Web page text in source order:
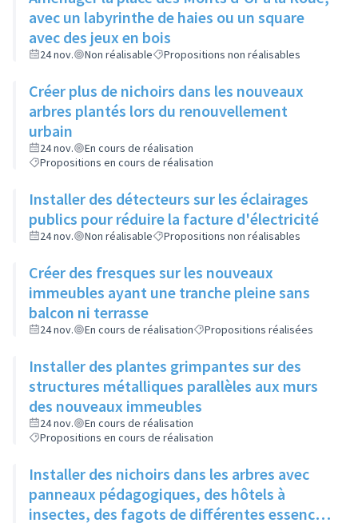
avec un labyrinthe de haies ou un square
avec des jeux en bois
24 nov. Non réalisable Propositions non réalisables
Créer plus de nichoirs dans les nouveaux
arbres plantés lors du renouvellement
urbain
24 nov.
En cours de réalisation
Propositions en cours de réalisation
Installer des détecteurs sur les éclairages
publics pour réduire la facture d'électricité
24 nov. Non réalisable Propositions non réalisables
Créer des fresques sur les nouveaux
immeubles ayant une tranche pleine sans
balcon ni terrasse
24 nov. En cours de réalisation Propositions réalisées
Installer des plantes grimpantes sur des
structures métalliques parallèles aux murs
des nouveaux immeubles
24 nov.
En cours de réalisation
Propositions en cours de réalisation
Installer des nichoirs dans les arbres avec
panneaux pédagogiques, des hôtels à
insectes, des fagots de différentes essences